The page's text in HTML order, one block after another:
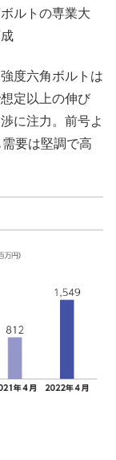
ルトの専業大
度六角ボルトは
定以上の伸び
に注力。前号よ
要は堅調で高